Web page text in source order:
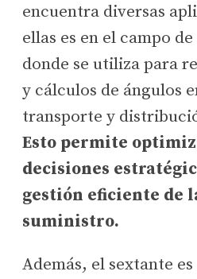
encuentra diversas
ellas es en el campo
donde se utiliza para
y cálculos de ángulos
transporte y
Esto permite
decisiones
gestión eficiente de
suministro.
Además, el sextante